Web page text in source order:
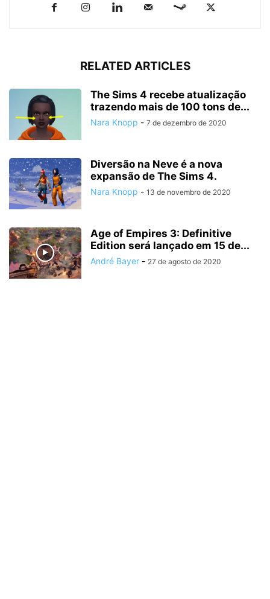
RELATED ARTICLES
The Sims 4 recebe atualização
trazendo mais de 100 tons de...
Nara Knopp - 7 de dezembro de 2020
Diversão na Neve é a nova
expansão de The Sims 4.
Nara Knopp - 13 de novembro de 2020
Age of Empires 3: Definitive
Edition será lançado em 15 de...
André Bayer - 27 de agosto de 2020